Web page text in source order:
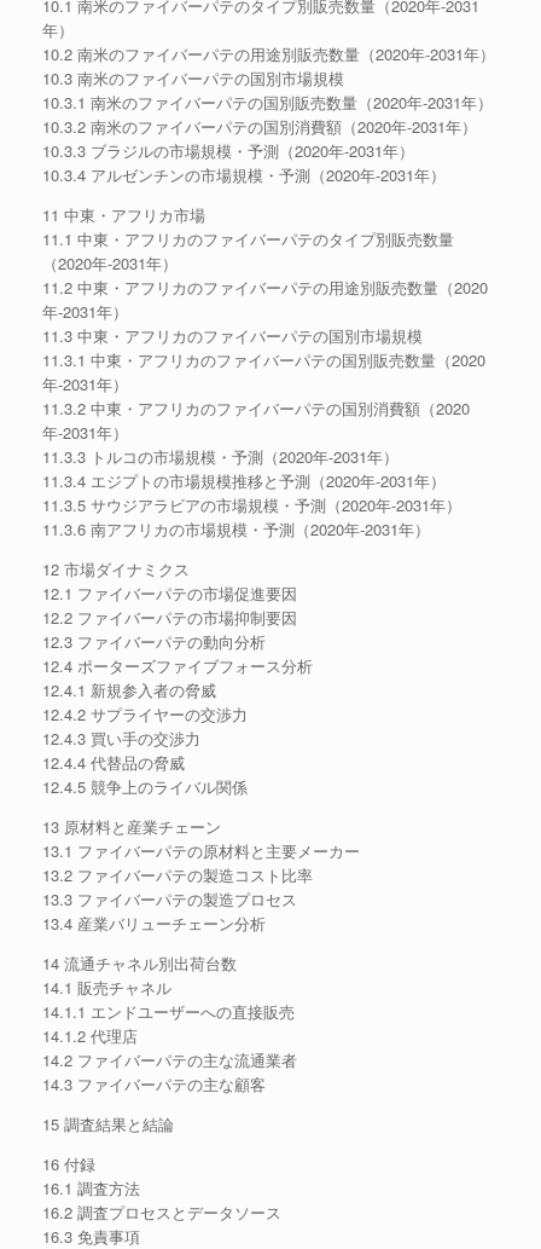
10.1 南米のファイバーパテのタイプ別販売数量（2020年-2031
年）
10.2 南米のファイバーパテの用途別販売数量（2020年-2031年）
10.3 南米のファイバーパテの国別市場規模
10.3.1 南米のファイバーパテの国別販売数量（2020年-2031年）
10.3.2 南米のファイバーパテの国別消費額（2020年-2031年）
10.3.3 ブラジルの市場規模・予測（2020年-2031年）
10.3.4 アルゼンチンの市場規模・予測（2020年-2031年）
11 中東・アフリカ市場
11.1 中東・アフリカのファイバーパテのタイプ別販売数量
（2020年-2031年）
11.2 中東・アフリカのファイバーパテの用途別販売数量（2020
年-2031年）
11.3 中東・アフリカのファイバーパテの国別市場規模
11.3.1 中東・アフリカのファイバーパテの国別販売数量（2020
年-2031年）
11.3.2 中東・アフリカのファイバーパテの国別消費額（2020
年-2031年）
11.3.3 トルコの市場規模・予測（2020年-2031年）
11.3.4 エジプトの市場規模推移と予測（2020年-2031年）
11.3.5 サウジアラビアの市場規模・予測（2020年-2031年）
11.3.6 南アフリカの市場規模・予測（2020年-2031年）
12 市場ダイナミクス
12.1 ファイバーパテの市場促進要因
12.2 ファイバーパテの市場抑制要因
12.3 ファイバーパテの動向分析
12.4 ポーターズファイブフォース分析
12.4.1 新規参入者の脅威
12.4.2 サプライヤーの交渉力
12.4.3 買い手の交渉力
12.4.4 代替品の脅威
12.4.5 競争上のライバル関係
13 原材料と産業チェーン
13.1 ファイバーパテの原材料と主要メーカー
13.2 ファイバーパテの製造コスト比率
13.3 ファイバーパテの製造プロセス
13.4 産業バリューチェーン分析
14 流通チャネル別出荷台数
14.1 販売チャネル
14.1.1 エンドユーザーへの直接販売
14.1.2 代理店
14.2 ファイバーパテの主な流通業者
14.3 ファイバーパテの主な顧客
15 調査結果と結論
16 付録
16.1 調査方法
16.2 調査プロセスとデータソース
16.3 免責事項